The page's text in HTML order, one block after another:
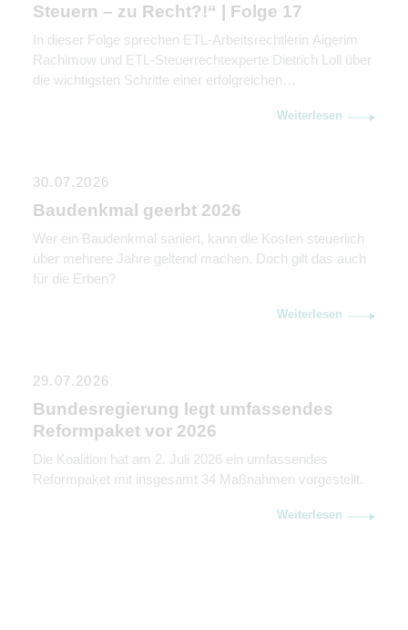
Steuern – zu Recht?!“ | Folge 17
In dieser Folge sprechen ETL-Arbeitsrechtlerin Aigerim
Rachimow und ETL-Steuerrechtexperte Dietrich Loll über
die wichtigsten Schritte einer erfolgreichen
Kommunikation genauso wichtig ist wie rechtliche und
Weiterlesen
30.07.2026
Baudenkmal geerbt 2026
Wer ein Baudenkmal saniert, kann die Kosten steuerlich
über mehrere Jahre geltend machen. Doch gilt das auch
für die Erben?
Weiterlesen
29.07.2026
Bundesregierung legt umfassendes
Reformpaket vor 2026
Die Koalition hat am 2. Juli 2026 ein umfassendes
Reformpaket mit insgesamt 34 Maßnahmen vorgestellt.
Weiterlesen